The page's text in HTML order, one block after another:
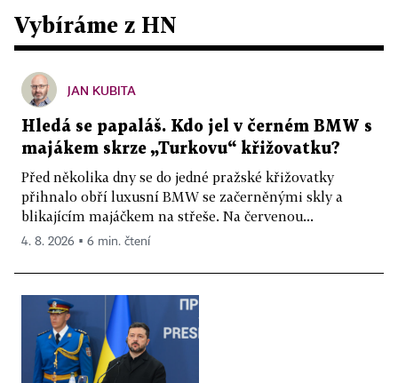
Vybíráme z HN
JAN KUBITA
Hledá se papaláš. Kdo jel v černém BMW s
majákem skrze „Turkovu“ křižovatku?
Před několika dny se do jedné pražské křižovatky
přihnalo obří luxusní BMW se začerněnými skly a
blikajícím majáčkem na střeše. Na červenou...
4. 8. 2026 ▪ 6 min. čtení